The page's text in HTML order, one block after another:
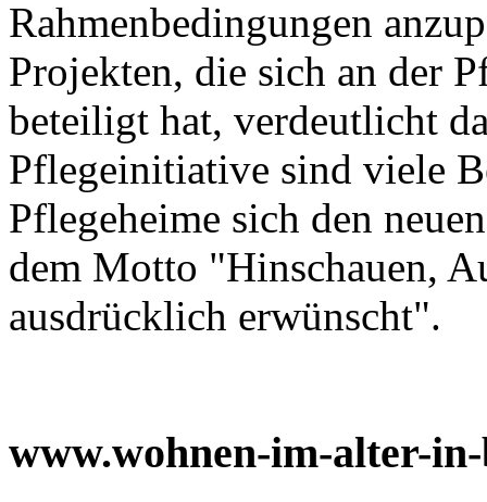
Rahmenbedingungen
Projekten, die sich an der
beteiligt hat, verdeutlicht
Pflegeinitiative sind viele
Pflegeheime sich den
dem Motto "Hinschauen,
ausdrücklich erwünscht".
www.wohnen-im-alter-